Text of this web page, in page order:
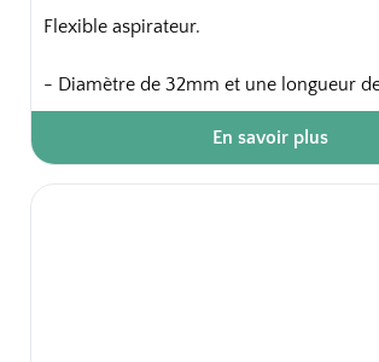
Flexible aspirateur.
- Diamètre de 32mm et une longueur
mètres, ce tuyau complet garantit une
optimale et un nettoyage efficace.
En savoir plus